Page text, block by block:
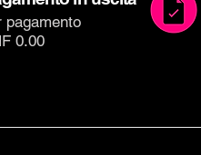
pagamento
0.00